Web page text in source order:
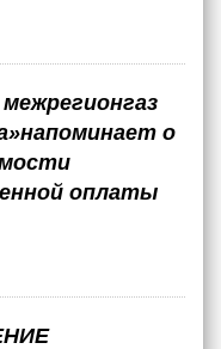
о
оплаты